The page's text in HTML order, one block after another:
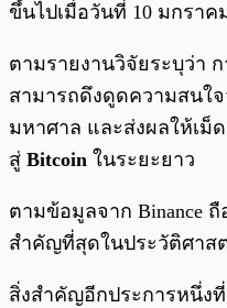
ขึ้นไปเมื่อวันที่ 10 มกราค
ตามรายงานวิจัยระบุว่า
สามารถดึงดูดความสนใ
มหาศาล และส่งผลให้เม็
สู่ Bitcoin ในระยะยาว
ตามข้อมูลจาก Binance
สำคัญที่สุดในประวัติศาส
สิ่งสำคัญอีกประการหนึ่ง